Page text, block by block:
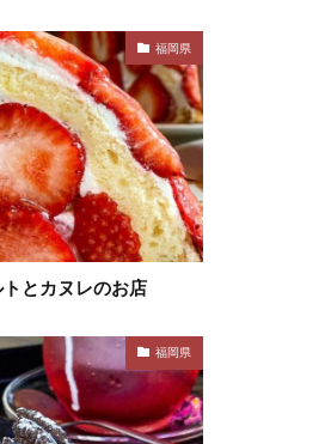
福岡県
トとカヌレのお店
福岡県